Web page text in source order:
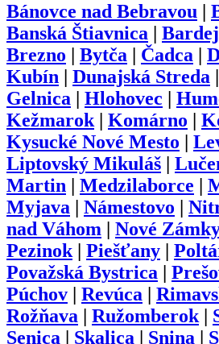
Bánovce nad Bebravou
Banská Štiavnica
Brezno
Bytča Čadca
Kubín
Dunajská Streda
Gelnica
Hlohovec
Kežmarok| Komárno
Kysucké Nové Mesto
Liptovský Mikuláš
Martin
Medzilaborce
Myjava
Námestovo
nad Váhom
Nové
Pezinok| Piešťany
Považská Bystrica
Púchov
Revúca
Rožňava
Ružomberok|
Senica
Skalica Snina